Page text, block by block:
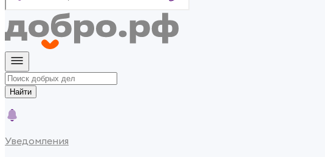
Найти
Уведомления